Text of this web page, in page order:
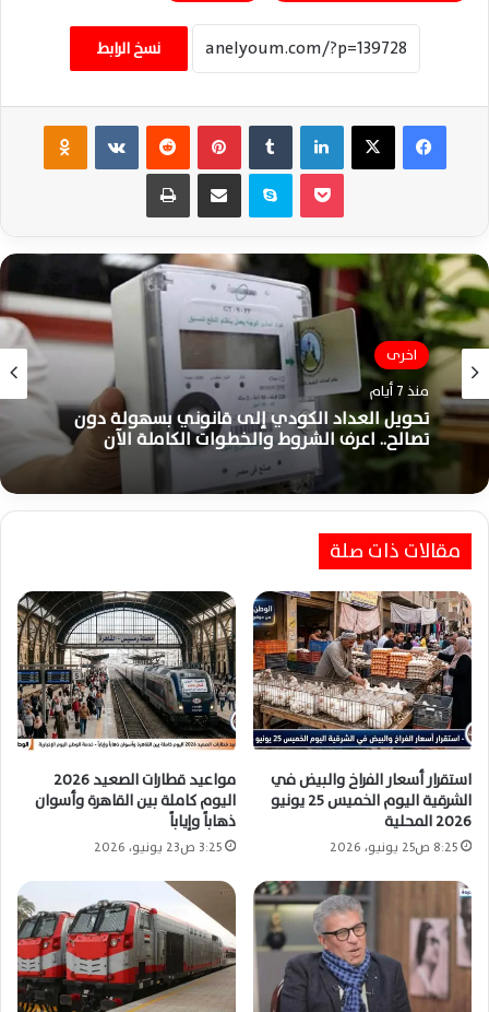
نسخ الرابط
فيسبوك ‫X لينكدإن بينتيريست ‏VKontakte
سكايب مشاركة عبر البريد طباعة
اخرى
منذ 7 أيام
تحويل العداد الكودي إلى قانوني بسهولة دون
تصالح.. اعرف الشروط والخطوات الكاملة الآن
اخرى
منذ أسبوعين
استقرار أسعار الفراخ الساسو والبيض بأسواق
الشرقية اليوم الإثنين 27 يوليو 2026
مقالات ذات صلة
استقرار أسعار الفراخ والبيض في
الشرقية اليوم الخميس 25 يونيو
2026 المحلية
8:25 ص25 يونيو، 2026
مواعيد قطارات الصعيد 2026
اليوم كاملة بين القاهرة وأسوان
ذهاباً وإياباً
3:25 ص23 يونيو، 2026